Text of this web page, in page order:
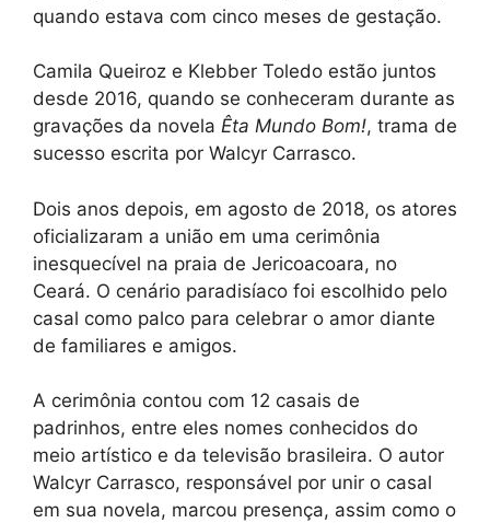
quando estava com cinco meses de gestação.
Camila Queiroz e Klebber Toledo estão juntos
desde 2016, quando se conheceram durante as
gravações da novela Êta Mundo Bom!, trama de
sucesso escrita por Walcyr Carrasco.
Dois anos depois, em agosto de 2018, os atores
oficializaram a união em uma cerimônia
inesquecível na praia de Jericoacoara, no
Ceará. O cenário paradisíaco foi escolhido pelo
casal como palco para celebrar o amor diante
de familiares e amigos.
A cerimônia contou com 12 casais de
padrinhos, entre eles nomes conhecidos do
meio artístico e da televisão brasileira. O autor
Walcyr Carrasco, responsável por unir o casal
em sua novela, marcou presença, assim como o